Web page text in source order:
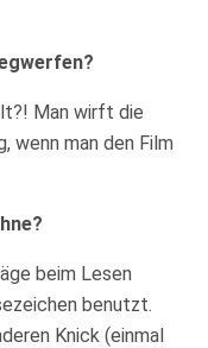
Man wirft die
wenn man den Film
beim Lesen
benutzt.
Knick (einmal